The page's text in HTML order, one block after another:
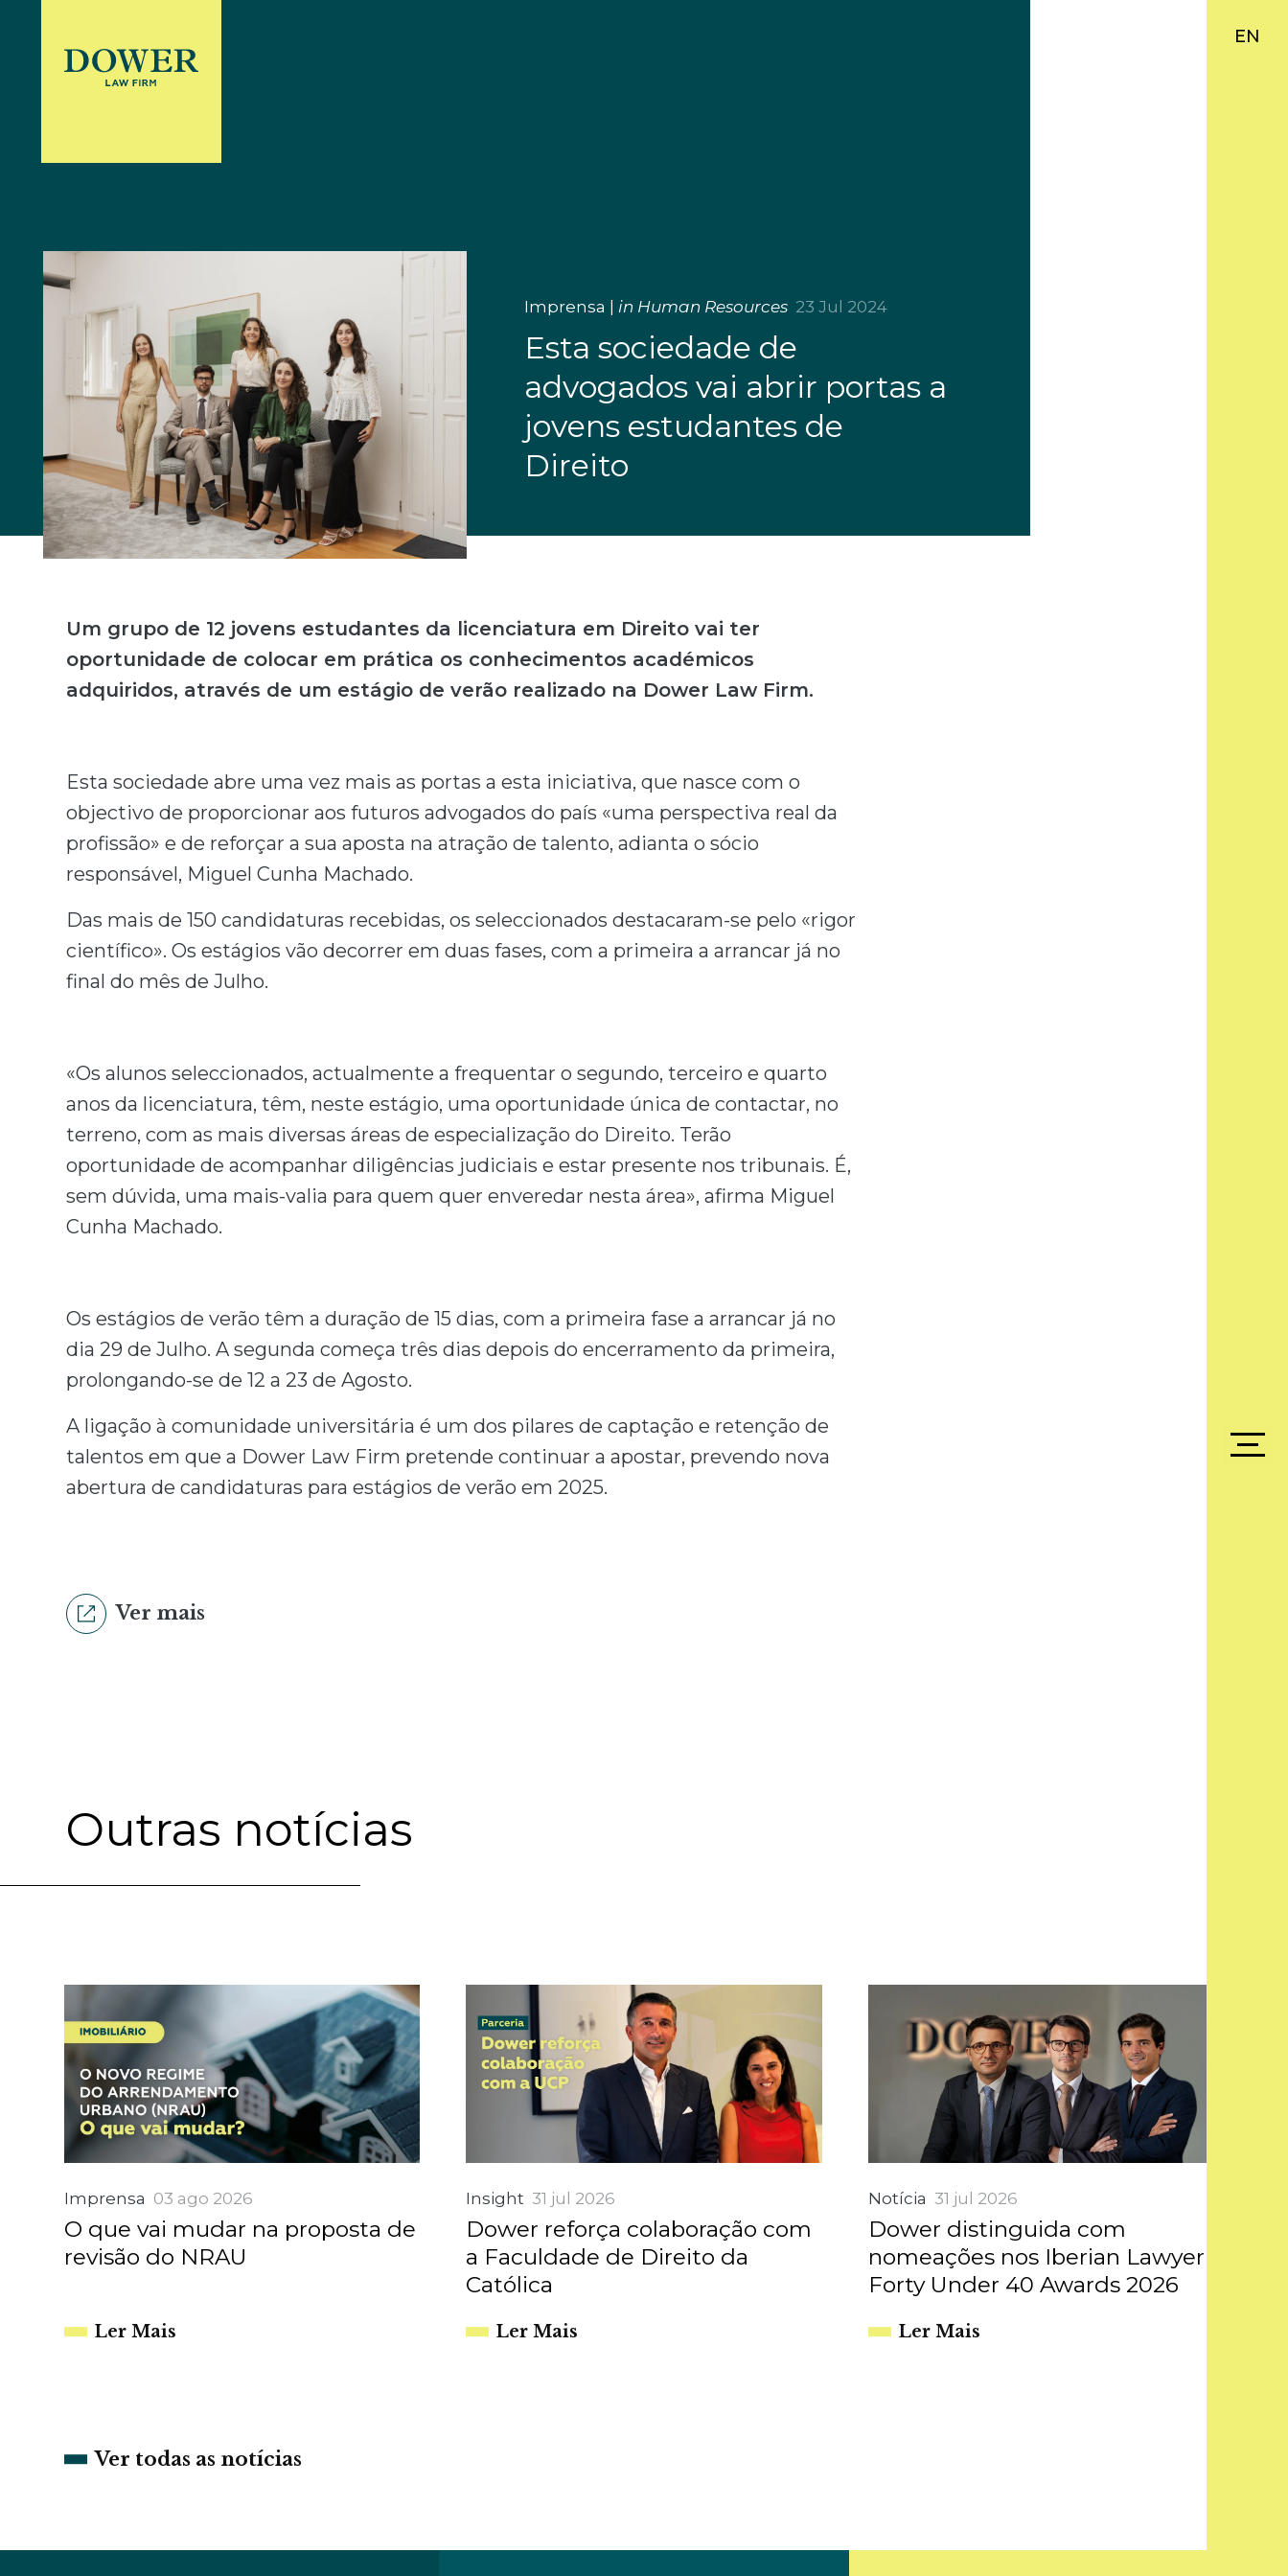
EN
Imprensa | in Human Resources 23 Jul 2024
Esta sociedade de
advogados vai abrir portas a
jovens estudantes de
Direito
Um grupo de 12 jovens estudantes da licenciatura em Direito vai ter
oportunidade de colocar em prática os conhecimentos académicos
adquiridos, através de um estágio de verão realizado na Dower Law Firm.
Esta sociedade abre uma vez mais as portas a esta iniciativa, que nasce com o
objectivo de proporcionar aos futuros advogados do país «uma perspectiva real da
profissão» e de reforçar a sua aposta na atração de talento, adianta o sócio
responsável, Miguel Cunha Machado.
Das mais de 150 candidaturas recebidas, os seleccionados destacaram-se pelo «rigor
científico». Os estágios vão decorrer em duas fases, com a primeira a arrancar já no
final do mês de Julho.
«Os alunos seleccionados, actualmente a frequentar o segundo, terceiro e quarto
anos da licenciatura, têm, neste estágio, uma oportunidade única de contactar, no
terreno, com as mais diversas áreas de especialização do Direito. Terão
oportunidade de acompanhar diligências judiciais e estar presente nos tribunais. É,
sem dúvida, uma mais-valia para quem quer enveredar nesta área», afirma Miguel
Cunha Machado.
Os estágios de verão têm a duração de 15 dias, com a primeira fase a arrancar já no
dia 29 de Julho. A segunda começa três dias depois do encerramento da primeira,
prolongando-se de 12 a 23 de Agosto.
A ligação à comunidade universitária é um dos pilares de captação e retenção de
talentos em que a Dower Law Firm pretende continuar a apostar, prevendo nova
abertura de candidaturas para estágios de verão em 2025.
Ver mais
Outras notícias
Imprensa 03 ago 2026
O que vai mudar na proposta de
revisão do NRAU
Ler Mais
Insight 31 jul 2026
Dower reforça colaboração com
a Faculdade de Direito da
Católica
Ler Mais
Notícia 31 jul 2026
Dower distinguida com
nomeações nos Iberian Lawyer
Forty Under 40 Awards 2026
Ler Mais
Ver todas as notícias